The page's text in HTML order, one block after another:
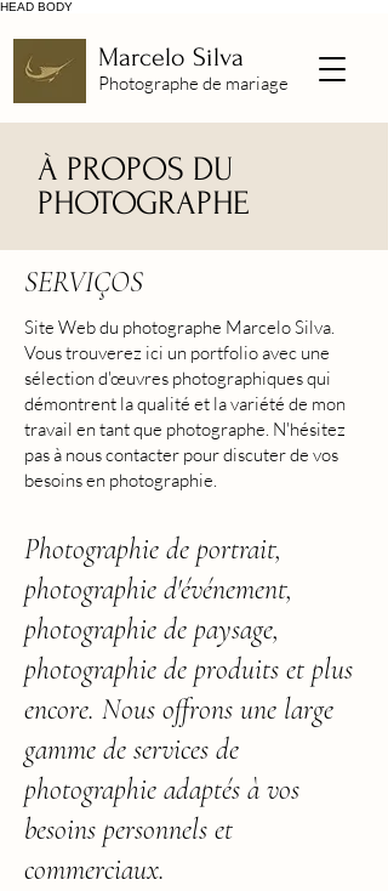
HEAD BODY
Marcelo Silva
Photographe de mariage
À PROPOS DU
PHOTOGRAPHE
SERVIÇOS
Site Web du photographe Marcelo Silva.
Vous trouverez ici un portfolio avec une
sélection d'œuvres photographiques qui
démontrent la qualité et la variété de mon
travail en tant que photographe. N'hésitez
pas à nous contacter pour discuter de vos
besoins en photographie.
Photographie de portrait,
photographie d'événement,
photographie de paysage,
photographie de produits et plus
encore. Nous offrons une large
gamme de services de
photographie adaptés à vos
besoins personnels et
commerciaux.